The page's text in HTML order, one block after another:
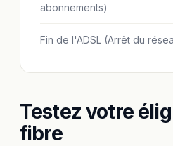
abonnements)
Fin de l'ADSL (Arrêt du
Testez votre
fibre